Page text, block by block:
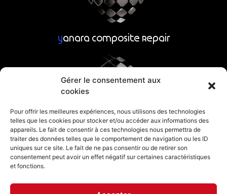
Gérer le consentement aux
cookies
Pour offrir les meilleures expériences, nous utilisons des technologies
telles que les cookies pour stocker et/ou accéder aux informations des
appareils. Le fait de consentir à ces technologies nous permettra de
traiter des données telles que le comportement de navigation ou les ID
uniques sur ce site. Le fait de ne pas consentir ou de retirer son
consentement peut avoir un effet négatif sur certaines caractéristiques
et fonctions.
yanara Composite Repair
yanara Composite Parts